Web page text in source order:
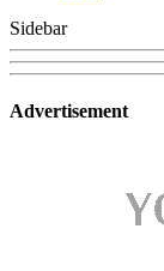
Sidebar
Advertisement